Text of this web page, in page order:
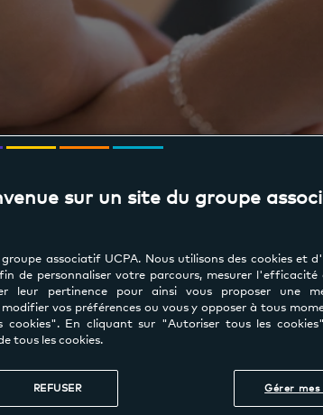
Fitness
sur un site du groupe
associatif UCPA. Nous utilisons des cookies et
de personnaliser votre parcours, mesurer l'efficacité
leur pertinence pour ainsi vous proposer une
vos préférences ou vous y opposer à tous
cookies". En cliquant sur "Autoriser tous les
tous les cookies.
Gérer mes
REFUSER